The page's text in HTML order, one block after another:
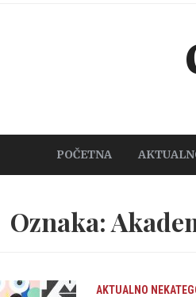
POČETNA
Oznaka:
AKTUALNO